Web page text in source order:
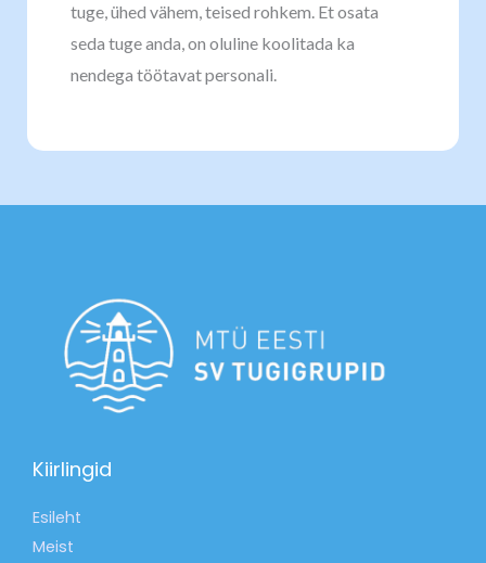
tuge, ühed vähem, teised rohkem. Et osata
seda tuge anda, on oluline koolitada ka
nendega töötavat personali.
Kiirlingid
Esileht
Meist